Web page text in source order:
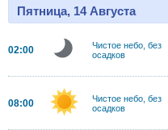
Пятница, 14 Августа
02:00
Чистое небо, без
осадков
08:00
Чистое небо, без
осадков